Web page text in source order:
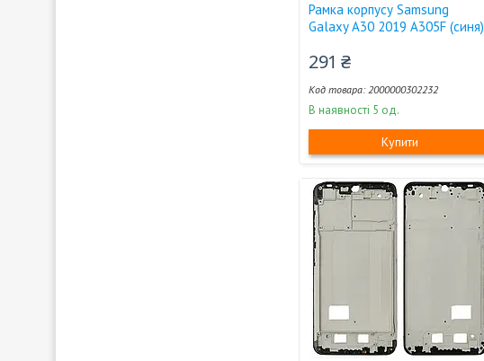
Рамка корпусу Samsung
Galaxy A30 2019 A305F (синя)
291 ₴
2000000302232
В наявності 5 од.
Купити